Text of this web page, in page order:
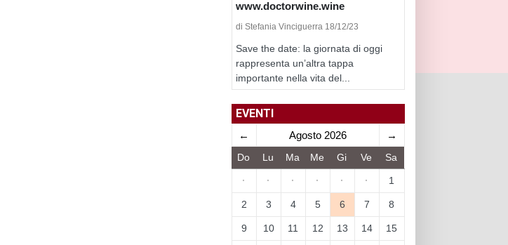
www.doctorwine.wine
di Stefania Vinciguerra 18/12/23
Save the date: la giornata di oggi
rappresenta un’altra tappa
importante nella vita del...
EVENTI
← Agosto 2026 →
Do Lu Ma Me Gi Ve Sa
· · · · · · 1
2 3 4 5 6 7 8
9 10 11 12 13 14 15